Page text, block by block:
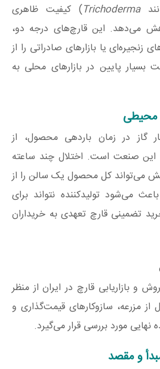
Trichoderma) کیفیت ظاهری
می‌دهد. این قارچ‌های درجه دو،
یا بازارهای صادراتی را از
پایین در بازارهای محلی به
محیطی
در زمان باردهی محصول، از
صنعت است. اختلال چند ساعته
می‌تواند کل محصول یک سالن را از
می‌شود تولیدکننده نتواند برای
تضمینی قارچ تعهدی به خریداران
و بازاریابی قارچ در ایران از منظر
مزرعه، سازوکارهای قیمت‌گذاری و
مورد بررسی قرار می‌گیرد.
و مقصد